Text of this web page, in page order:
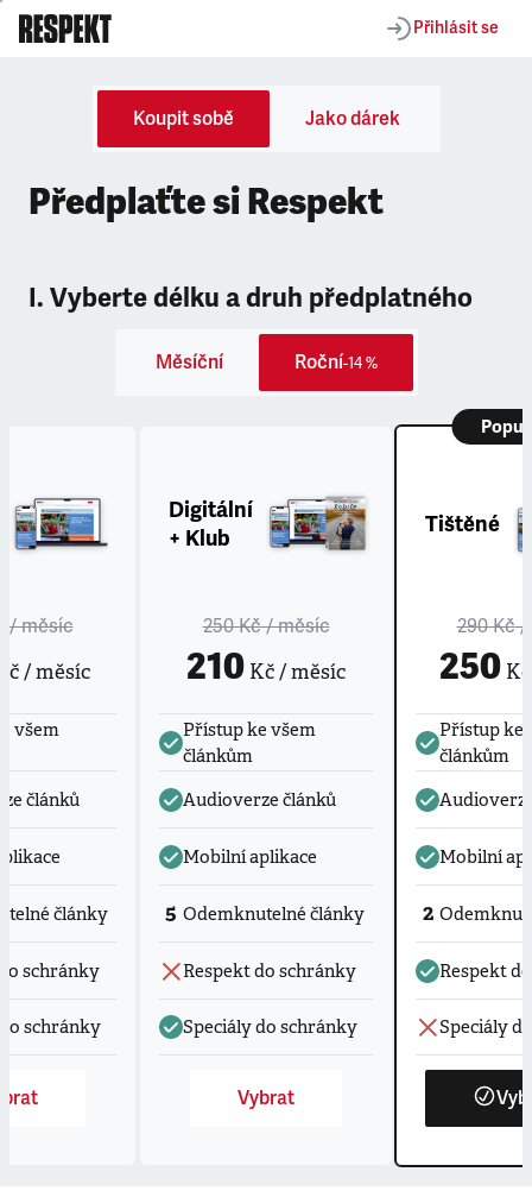
Přihlásit se
Koupit sobě Jako dárek
Předplaťte si Respekt
I. Vyberte délku a druh předplatného
Měsíční Roční-14 %
/ měsíc
/ měsíc
všem
článků
články
schránky
schránky
Digitální
+ Klub
250 Kč/ měsíc
210 Kč / měsíc
Přístup ke všem
článkům
Audioverze článků
Mobilní aplikace
5 Odemknutelné články
Respekt do schránky
Speciály do schránky
Vybrat
Tištěné
290 Kč/
250Kč
Přístup ke
článkům
Mobilní
2
Respekt
Speciály